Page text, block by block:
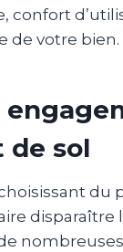
confort
de votre bien.
de sol
du
disparaître